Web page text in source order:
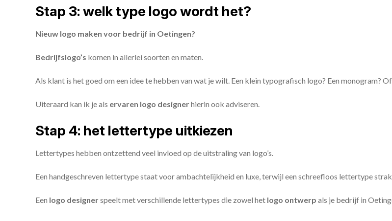
Stap 3: welk type logo wordt het?
Nieuw logo maken voor bedrijf in Oetingen?
Bedrijfslogo’s komen in allerlei soorten en maten.
Als klant is het goed om een idee te hebben van wat je wilt. Een klein typografisch logo? Een monogram?
Uiteraard kan ik je als ervaren logo designerhierin ook adviseren.
Stap 4: het lettertype uitkiezen
Lettertypes hebben ontzettend veel invloed op de uitstraling van logo’s.
Een handgeschreven lettertype staat voor ambachtelijkheid en luxe, terwijl een schreefloos lettertype
Een logo designerspeelt met verschillende lettertypes die zowel het logo ontwerp als je bedrijf in